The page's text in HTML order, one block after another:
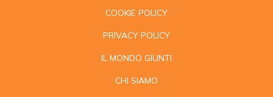
COOKIE POLICY
PRIVACY POLICY
IL MONDO GIUNTI
CHI SIAMO